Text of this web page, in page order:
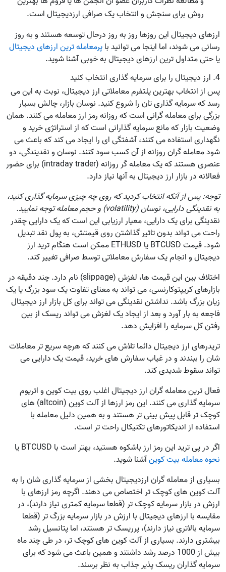
روش برای سنجش و انتخاب یک صرافی ارزدیجیتال است.
ارزهای دیجیتال این روزها روز به روز درحال توسعه هستند و به روز
رسانی می شوند، اما اینجا می توانید باپرمعامله ترین ارزهای دیجیتال
یا حتی متداول ترین ارزهای دیجیتال به خوبی آشنا شوید.
4. ارز دیجیتال را برای سرمایه گذاری انتخاب کنید
پس از انتخاب بهترین پلتفرم معاملاتی ارز دیجیتال، نوبت به این می
رسد که سرمایه گذاری تان را شروع کنید. نوسان بازار، چالش بسیار
بزرگی برای معامله گرانی است که روزانه رمز ارز معامله می کنند. همان
وضعیت بازار که مانع سرمایه گذارانی است که از استراتژی خرید و
نگهداری استفاده می کنند، آشفتگی ای را ایجاد می کند که باعث می
شود معامله گران روزانه از آن کسب سود کنند. نوسان و نقدیندگی، دو
عنصری هستند که یک معامله گر روزانه (intraday trader) برای حضور
فعالانه در بازار ارز دیجیتال به آنها نیاز دارد.
توجه: پس از آنکه انتخاب کردید که روی چه چیزی سرمایه گذاری کنید،
به نقدینگی دارایی، نوسان (volatility) و حجم معامله توجه نمایید.
نقدینگی برای یک دارایی، معیار ارزیابی این است که یک دارایی چقدر
راحت می تواند بدون تاثیر گذاشتن روی قیمتش، به پول نقد تبدیل
شود. قیمت BTCUSD یا ETHUSD ممکن است هنگام ترید ارز
دیجیتال و انجام یک سفارش معاملاتی توسط صرافی تغییر کند.
اختلاف بین این قیمت ها، لغزش (slippage) نام دارد. چند دقیقه در
بازارهای کریپتوکارنسی، می تواند به معنای تفاوت یک سود بزرگ یا یک
زیان بزرگ باشد. نداشتن نقدینگی می تواند برای کل بازار ارز دیجیتال
فاجعه به بار آورد و بعد از ایجاد یک لغزش می تواند ریسک از بین
رفتن کل سرمایه را افزایش دهد.
تریدرهای ارز دیجیتال دائما تلاش می کنند که هرچه سریع تر معاملات
شان را ببندند و در غیاب سفارش های خرید، قیمت یک دارایی می
تواند سقوط شدیدی کند.
فعال ترین معامله گران ارز دیجیتال اغلب روی بیت کوین و اتریوم
سرمایه گذاری می کنند. این رمز ارزها از آلت کوین (altcoin) های
کوچک تر قابل پیش بینی تر هستند و به همین دلیل معامله با
استفاده از اندیکاتورهای تکنیکال راحت تر است.
اگر در پی ترید این رمز ارز باشکوه هستید، بهتر است با BTCUSD یا
نحوه معامله بیت کوینآشنا شوید.
بسیاری از معامله گران ارزدیجیتال بخشی از سرمایه گذاری شان را به
آلت کوین های کوچک تر اختصاص می دهند. اگرچه رمز ارزهای با
ارزش در بازار سرمایه کوچک تر (قطعا سرمایه کمتری نیاز دارند)، در
مقایسه با ارزهای دیجیتال با ارزش در بازار سرمایه بزرگ تر (قطعا
سرمایه بالاتری نیاز دارند)، پرریسک تر هستند، اما پتانسیل رشد
بیشتری دارند. بسیاری از آلت کوین های کوچک تر، در طی چند ماه
بیش از 1000 درصد رشد داشتند و همین باعث می شود که برای
سرمایه گذاران ریسک پذیر جذاب به نظر برسند.